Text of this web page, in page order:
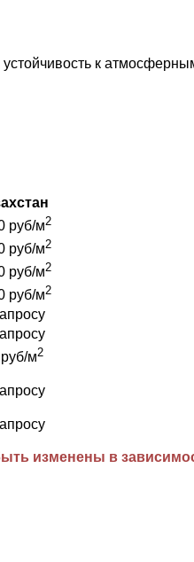
к
руб/м2
руб/м2
руб/м2
руб/м2
м2
изменены в